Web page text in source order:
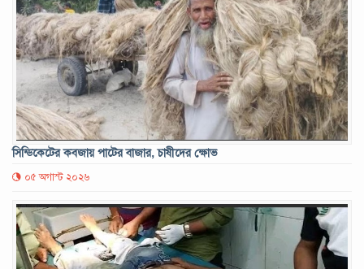
সিন্ডিকেটের কবজায় পাটের বাজার, চাষীদের ক্ষোভ
০৫ অগাস্ট ২০২৬